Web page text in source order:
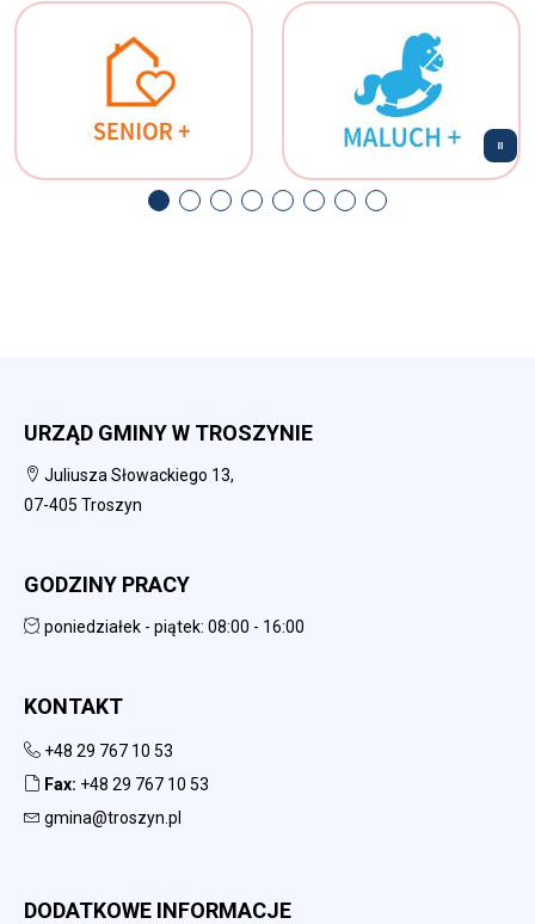
URZĄD GMINY W TROSZYNIE
Juliusza Słowackiego 13,
07-405 Troszyn
GODZINY PRACY
poniedziałek - piątek: 08:00 - 16:00
KONTAKT
+48 29 767 10 53
Fax: +48 29 767 10 53
gmina@troszyn.pl
DODATKOWE INFORMACJE